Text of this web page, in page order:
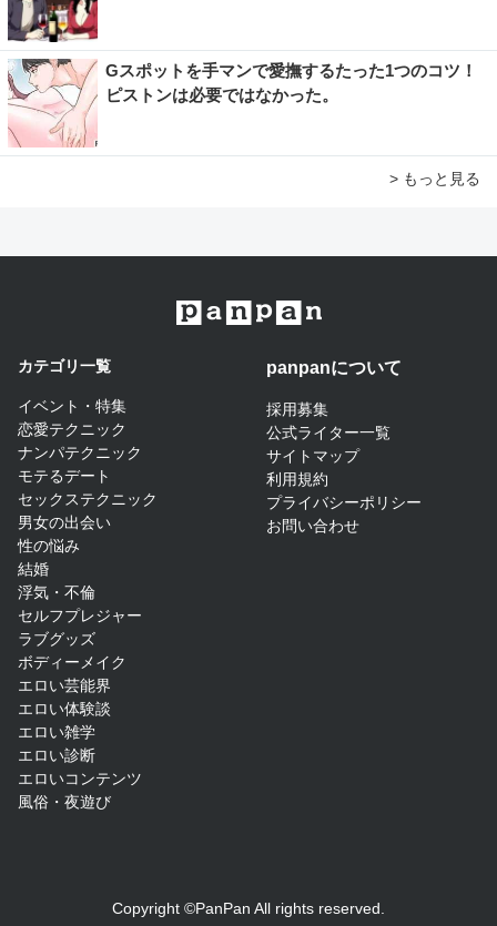
Gスポットを手マンで愛撫するたった1つのコツ！
ピストンは必要ではなかった。
> もっと見る
カテゴリ一覧
イベント・特集
恋愛テクニック
ナンパテクニック
モテるデート
セックステクニック
男女の出会い
性の悩み
結婚
浮気・不倫
セルフプレジャー
ラブグッズ
ボディーメイク
エロい芸能界
エロい体験談
エロい雑学
エロい診断
エロいコンテンツ
風俗・夜遊び
panpanについて​
採用募集
公式ライター一覧
サイトマップ​
利用規約
プライバシーポリシー
お問い合わせ
Copyright ©PanPan All rights reserved.​